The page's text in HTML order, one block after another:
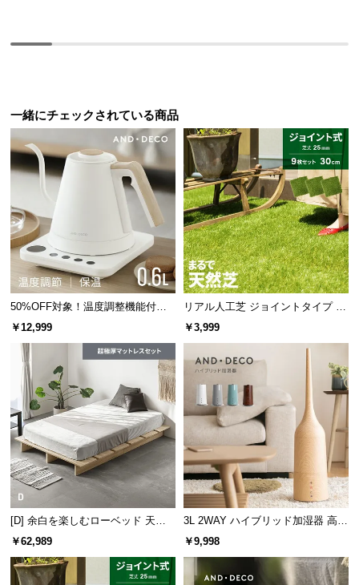
い
て
搬
路
に
つ
い
て
返
キ
ャ
ン
セ
ル
に
つ
て
保
証
一緒にチェックされている商品
50%OFF対象！温度調整機能付き
電気ケトル
￥12,999
リアル人工芝 ジョイントタイプ 30
cm 9枚 芝丈25mm
￥3,999
[D] 余白を楽しむローベッド 天然
木調 ステージベッド 超極厚マット
￥62,989
3L 2WAY ハイブリッド加湿器 高さ
調整可能
￥9,998